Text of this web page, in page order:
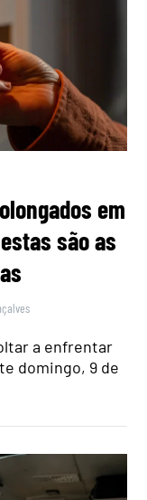
em
são as
a enfrentar
domingo, 9 de